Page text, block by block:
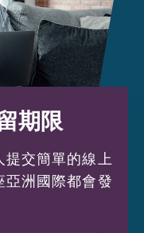
才類別資格人
年而不受其他
巴及朝鮮的國
華人民共和國
期限
交簡單的線上
亞洲國際都會發